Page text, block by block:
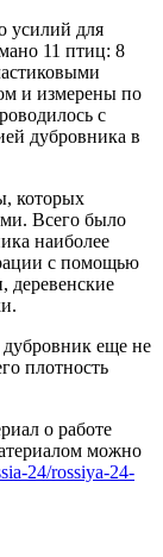
усилий для
11 птиц: 8
и измерены по
с
дубровника в
которых
Всего было
наиболее
с помощью
деревенские
еще не
плотность
о работе
можно
24/rossiya-24-